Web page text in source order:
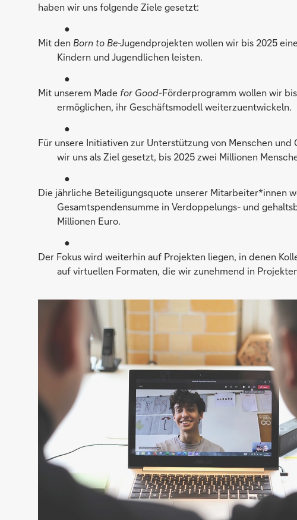
haben wir uns folgende Ziele gesetzt:
Mit den Born to Be-Jugendprojekten wollen wir bis 2025
Kindern und Jugendlichen leisten.
Mit unserem Made for Good-Förderprogramm wollen wir
ermöglichen, ihr Geschäftsmodell weiterzuentwickeln.
Für unsere Initiativen zur Unterstützung von Menschen
wir uns als Ziel gesetzt, bis 2025 zwei Millionen
Die jährliche Beteiligungsquote unserer Mitarbeiter*innen
Gesamtspendensumme in Verdoppelungs- und
Millionen Euro.
Der Fokus wird weiterhin auf Projekten liegen, in denen
auf virtuellen Formaten, die wir zunehmend in